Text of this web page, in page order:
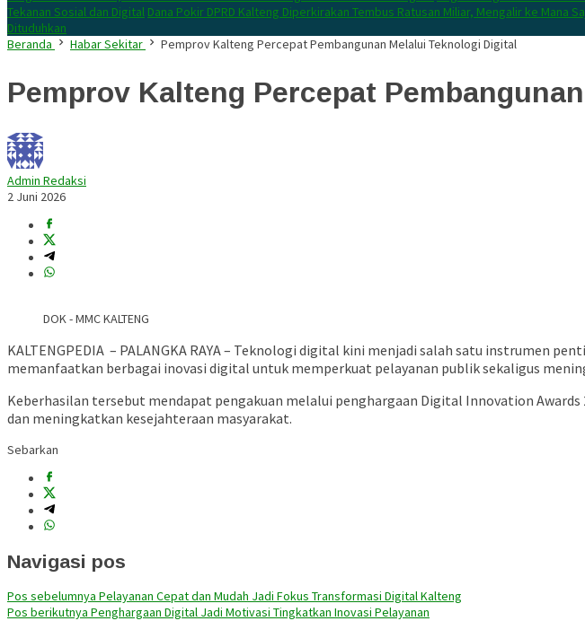
Tekanan Sosial dan Digital Dana Pokir DPRD Kalteng Diperkirakan Tembus Ratusan Miliar, Mengalir ke Mana
Dituduhkan
Beranda
Habar Sekitar Pemprov Kalteng Percepat Pembangunan Melalui Teknologi Digital
Pemprov Kalteng Percepat
Admin Redaksi
2 Juni 2026
DOK - MMC KALTENG
KALTENGPEDIA – PALANGKA RAYA – Teknologi digital kini menjadi salah satu instrumen
memanfaatkan berbagai inovasi digital untuk memperkuat pelayanan publik sekaligus
Keberhasilan tersebut mendapat pengakuan melalui penghargaan Digital Innovation
dan meningkatkan kesejahteraan masyarakat.
Sebarkan
Navigasi pos
Pos sebelumnya Pelayanan Cepat dan Mudah Jadi Fokus Transformasi Digital Kalteng
Pos berikutnya Penghargaan Digital Jadi Motivasi Tingkatkan Inovasi Pelayanan